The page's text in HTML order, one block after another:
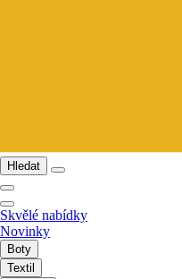
Hledat
Skvělé nabídky
Novinky
Boty
Textil